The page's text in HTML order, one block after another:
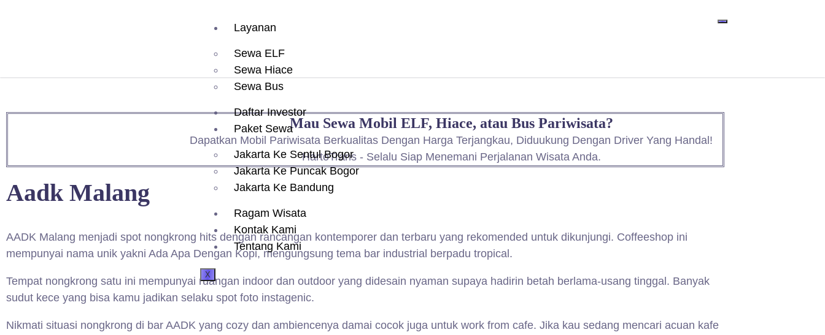
Layanan
Sewa ELF
Sewa Hiace
Sewa Bus
Daftar Investor
Paket Sewa
Jakarta Ke Sentul Bogor
Jakarta Ke Puncak Bogor
Jakarta Ke Bandung
Ragam Wisata
Kontak Kami
Tentang Kami
X
Mau Sewa Mobil ELF, Hiace, atau Bus Pariwisata?
Dapatkan Mobil Pariwisata Berkualitas Dengan Harga Terjangkau, Diduukung Dengan Driver Yang Handal!
HartoTrans - Selalu Siap Menemani Perjalanan Wisata Anda.
Aadk Malang
AADK Malang menjadi spot nongkrong hits dengan rancangan kontemporer dan terbaru yang rekomended untuk dikunjungi. Coffeeshop ini
mempunyai nama unik yakni Ada Apa Dengan Kopi, mengungsung tema bar industrial berpadu tropical.
Tempat nongkrong satu ini mempunyai ruangan indoor dan outdoor yang didesain nyaman supaya hadirin betah berlama-usang tinggal. Banyak
sudut kece yang bisa kamu jadikan selaku spot foto instagenic.
Nikmati situasi nongkrong di bar AADK yang cozy dan ambiencenya damai cocok juga untuk work from cafe. Jika kau sedang mencari acuan kafe